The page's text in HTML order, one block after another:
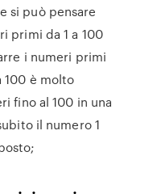
si può pensare
primi da 1 a 100
i numeri primi
100 è molto
fino al 100 in una
il numero 1